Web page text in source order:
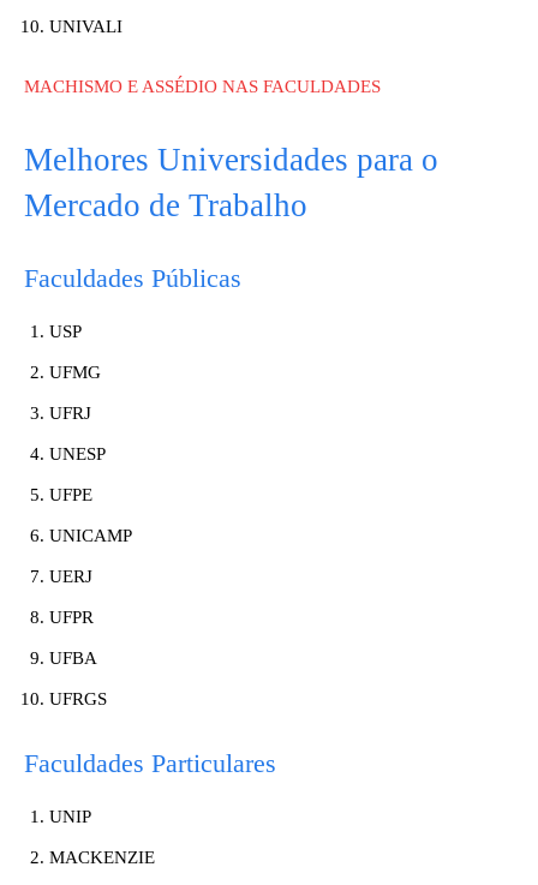
UNIVALI
MACHISMO E ASSÉDIO NAS FACULDADES
Melhores Universidades para o
Mercado de Trabalho
Faculdades Públicas
USP
UFMG
UFRJ
UNESP
UFPE
UNICAMP
UERJ
UFPR
UFBA
UFRGS
Faculdades Particulares
UNIP
MACKENZIE